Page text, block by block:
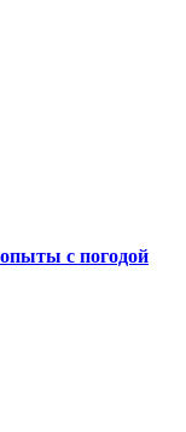
с погодой